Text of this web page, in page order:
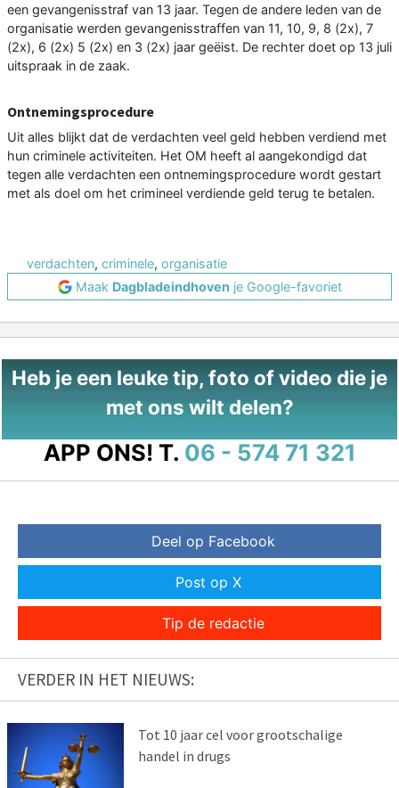
een gevangenisstraf van 13 jaar. Tegen de andere leden van de
organisatie werden gevangenisstraffen van 11, 10, 9, 8 (2x), 7
(2x), 6 (2x) 5 (2x) en 3 (2x) jaar geëist. De rechter doet op 13 juli
uitspraak in de zaak.
Ontnemingsprocedure
Uit alles blijkt dat de verdachten veel geld hebben verdiend met
hun criminele activiteiten. Het OM heeft al aangekondigd dat
tegen alle verdachten een ontnemingsprocedure wordt gestart
met als doel om het crimineel verdiende geld terug te betalen.
verdachten, criminele, organisatie
Maak Dagbladeindhoven je Google-favoriet
Heb je een leuke tip, foto of video die je
met ons wilt delen?
APP ONS! T. 06 - 574 71 321
Deel op Facebook
Post op X
Tip de redactie
VERDER IN HET NIEUWS:
Tot 10 jaar cel voor grootschalige
handel in drugs